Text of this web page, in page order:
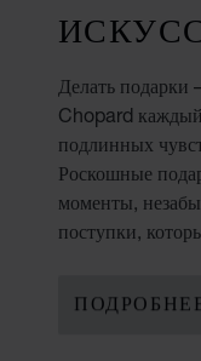
Делать подарки
Chopard каждый
подлинных
Роскошные
моменты,
поступки,